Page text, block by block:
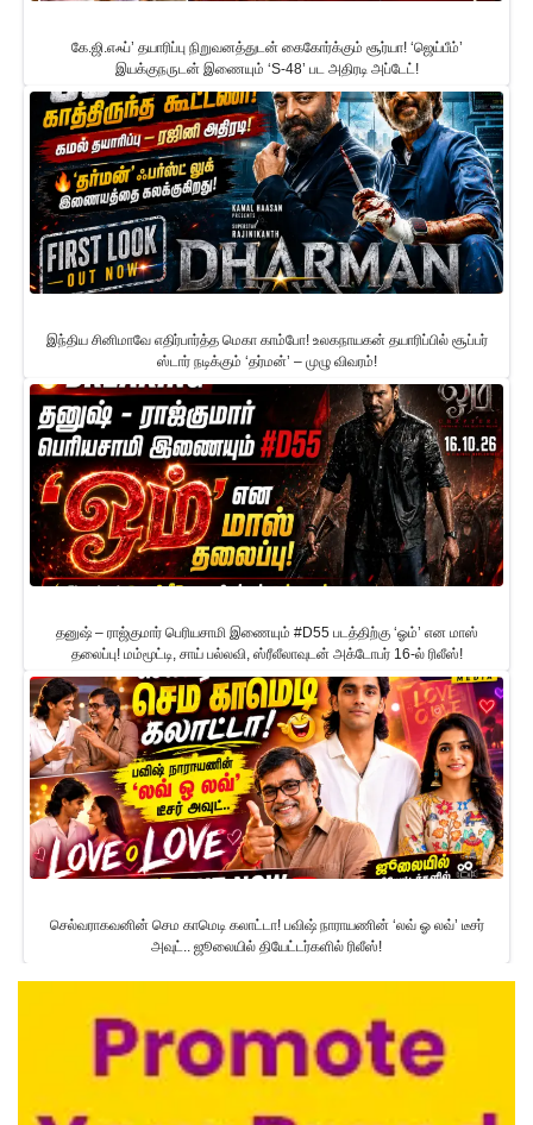
கே.ஜி.எஃப்’ தயாரிப்பு நிறுவனத்துடன் கைகோர்க்கும் சூர்யா! ‘ஜெய்பீம்’
இயக்குநருடன் இணையும் ‘S-48’ பட அதிரடி அப்டேட்!
இந்திய சினிமாவே எதிர்பார்த்த மெகா காம்போ! உலகநாயகன் தயாரிப்பில் சூப்பர்
ஸ்டார் நடிக்கும் ‘தர்மன்’ – முழு விவரம்!
தனுஷ் – ராஜ்குமார் பெரியசாமி இணையும் #D55 படத்திற்கு ‘ஓம்’ என மாஸ்
தலைப்பு! மம்மூட்டி, சாய் பல்லவி, ஸ்ரீலீலாவுடன் அக்டோபர் 16-ல் ரிலீஸ்!
செல்வராகவனின் செம காமெடி கலாட்டா! பவிஷ் நாராயணின் ‘லவ் ஓ லவ்’ டீசர்
அவுட்.. ஜூலையில் தியேட்டர்களில் ரிலீஸ்!